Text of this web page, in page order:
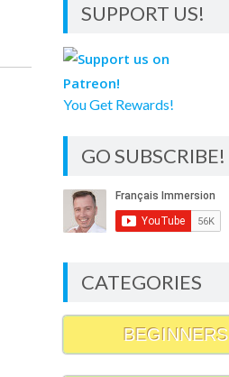
SUPPORT US!
You Get Rewards!
GO SUBSCRIBE!
CATEGORIES
BEGINNERS